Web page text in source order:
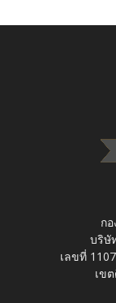
ก
บริษั
เลขที่
เข